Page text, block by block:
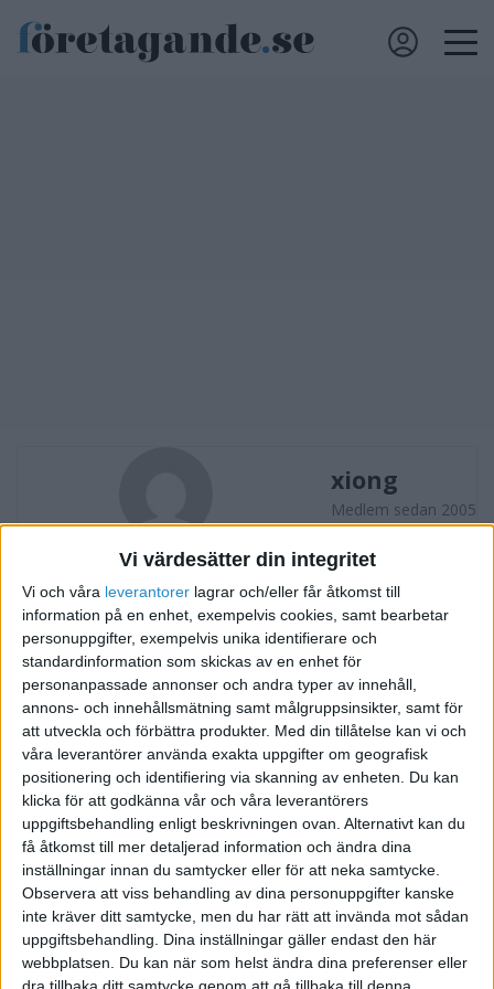
Vi värdesätter din integritet
Vi och våra leverantorer lagrar och/eller får åtkomst till
information på en enhet, exempelvis cookies, samt bearbetar
personuppgifter, exempelvis unika identifierare och
standardinformation som skickas av en enhet för
personanpassade annonser och andra typer av innehåll,
annons- och innehållsmätning samt målgruppsinsikter, samt för
att utveckla och förbättra produkter. Med din tillåtelse kan vi och
våra leverantörer använda exakta uppgifter om geografisk
positionering och identifiering via skanning av enheten. Du kan
klicka för att godkänna vår och våra leverantörers
uppgiftsbehandling enligt beskrivningen ovan. Alternativt kan du
få åtkomst till mer detaljerad information och ändra dina
inställningar innan du samtycker eller för att neka samtycke.
Observera att viss behandling av dina personuppgifter kanske
inte kräver ditt samtycke, men du har rätt att invända mot sådan
uppgiftsbehandling. Dina inställningar gäller endast den här
webbplatsen. Du kan när som helst ändra dina preferenser eller
xiong
Medlem sedan 2005
Skicka meddelande
FORUMAKTIVITET
Handla med Kina
Svar i Företagande över gränserna
för 21 år sedan